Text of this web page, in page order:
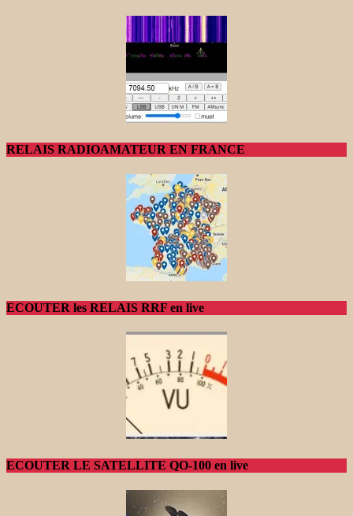
RELAIS RADIOAMATEUR EN FRANCE
ECOUTER les RELAIS RRF en live
ECOUTER LE SATELLITE QO-100 en live